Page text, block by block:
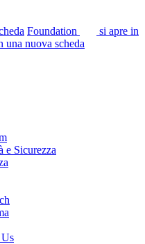
Foundation
si apre in
una nuova scheda
e Sicurezza